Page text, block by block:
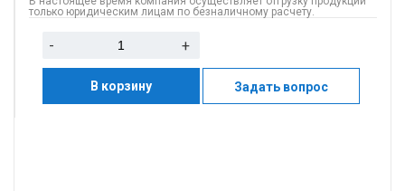
только юридическим лицам по безналичному расчету.
- +
В корзину Задать вопрос